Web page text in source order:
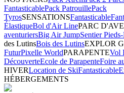
FantasticablePack PatrouillePack
TyrosSENSATIONSFantasticable
ÉlastiqueBol d'Air LinePARC
aventuriersBig Air JumpSentier
des LutinsBois des LutinsEXPLOR
FuturPixelle WorldPARAPENTEVol
DécouverteEcole de ParapenteFoire
HIVERLocation de SkiFantasticable
HÉBERGEMENTS